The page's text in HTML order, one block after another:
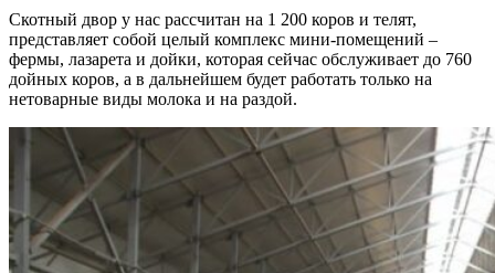
Скотный двор у нас рассчитан на 1 200 коров и телят,
представляет собой целый комплекс мини-помещений –
фермы, лазарета и дойки, которая сейчас обслуживает до 760
дойных коров, а в дальнейшем будет работать только на
нетоварные виды молока и на раздой.